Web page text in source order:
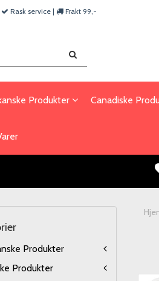
Rask service | Frakt 99,-
Produkter Canadiske
Produkter
Produkter